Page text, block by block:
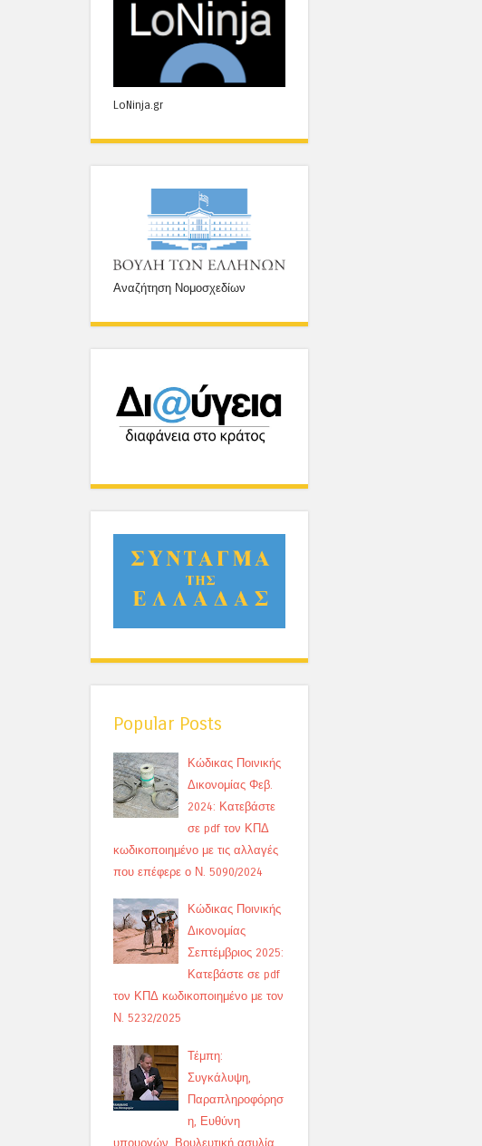
LoNinja.gr
Αναζήτηση Νομοσχεδίων
Popular Posts
Κώδικας Ποινικής
Δικονομίας Φεβ.
2024: Κατεβάστε
σε pdf τον ΚΠΔ
κωδικοποιημένο με τις αλλαγές
που επέφερε ο Ν. 5090/2024
Κώδικας Ποινικής
Δικονομίας
Σεπτέμβριος 2025:
Κατεβάστε σε pdf
τον ΚΠΔ κωδικοποιημένο με τον
Ν. 5232/2025
Τέμπη:
Συγκάλυψη,
Παραπληροφόρησ
η, Ευθύνη
υπουργών, Βουλευτική ασυλία